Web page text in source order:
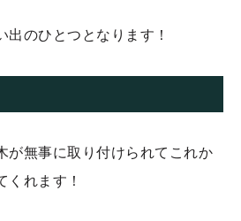
出のひとつとなります！
が無事に取り付けられてこれか
くれます！